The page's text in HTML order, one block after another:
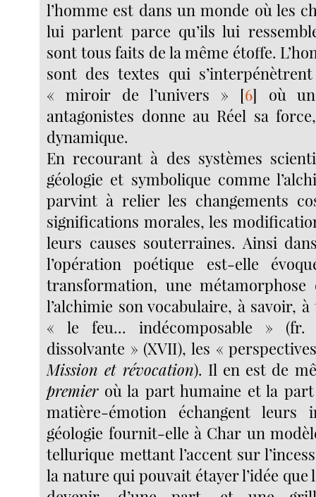
l’homme est dans un monde où les
lui parlent parce qu’ils lui
sont tous faits de la même étoffe.
sont des textes qui
« miroir de l’univers » [6] où
antagonistes donne au Réel sa
dynamique.
En recourant à des systèmes
géologie et symbolique comme
parvint à relier les changements
significations morales, les
leurs causes souterraines. Ainsi
l’opération poétique est-elle
transformation, une
l’alchimie son vocabulaire, à savoir,
« le feu... indécomposable » (fr.
dissolvante » (XVII), les «
Mission et révocation). Il en est de
premieroù la part humaine et la
matière-émotion échangent leurs
géologie fournit-elle à Char un
tellurique mettant l’accent sur
la nature qui pouvait étayer l’idée